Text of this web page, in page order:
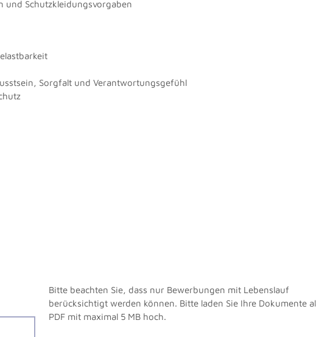
und Schutzkleidungsvorgaben
Sorgfalt und Verantwortungsgefühl
Bitte beachten Sie, dass nur Bewerbungen mit Lebenslauf
berücksichtigt werden können. Bitte laden Sie Ihre Dokumente
PDF mit maximal 5 MB hoch.